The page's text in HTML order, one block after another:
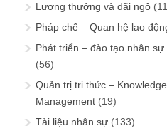
Lương thưởng và đãi ngộ
Pháp chế – Quan hệ lao
Phát triển – đào tạo nhân
(56)
Quản trị tri thức – Knowledge
Management (19)
Tài liệu nhân sự (133)